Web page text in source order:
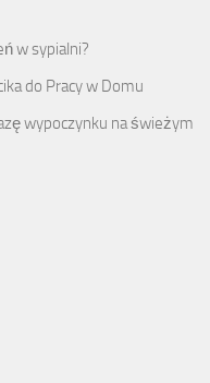
w sypialni?
do Pracy w Domu
wypoczynku na świeżym